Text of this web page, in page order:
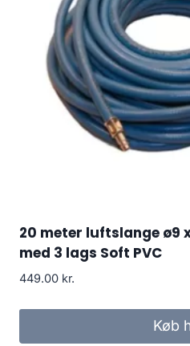
20 meter luftslange ø9
med 3 lags Soft PVC
449.00 kr.
Køb